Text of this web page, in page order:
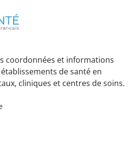
coordonnées et informations
de santé en
cliniques et centres de soins.